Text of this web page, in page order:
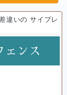
違いの サイプレ
ェンス